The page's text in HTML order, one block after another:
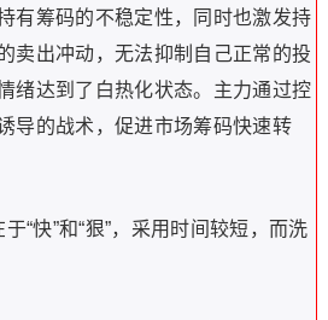
有筹码的不稳定性，同时也激发持
卖出冲动，无法抑制自己正常的投
绪达到了白热化状态。主力通过控
导的战术，促进市场筹码快速转
“快”和“狠”，采用时间较短，而洗